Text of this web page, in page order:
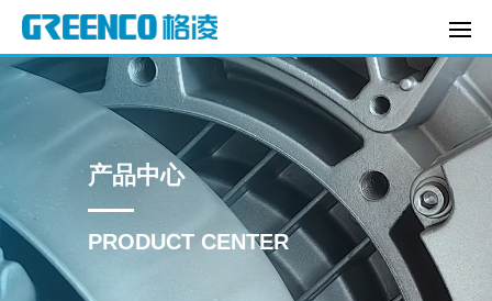
产品中心
PRODUCT CENTER